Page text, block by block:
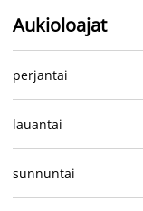
Aukioloajat
perjantai
lauantai
sunnuntai